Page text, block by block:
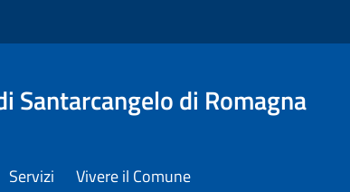
Santarcangelo di Romagna
Servizi Vivere il Comune